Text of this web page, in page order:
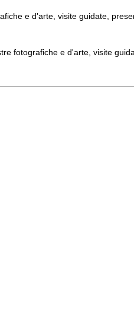
e d'arte, visite guidate,
fotografiche e d'arte, visite